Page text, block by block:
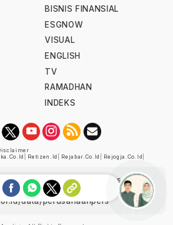
BISNIS FINANSIAL
ESGNOW
VISUAL
ENGLISH
TV
RAMADHAN
INDEKS
Retizen.id Rejabar.co.id Rejogja.co.id
oleh Dewan Pers
DP-Verifikasi/K/XII/2022
data/perusahaanpers